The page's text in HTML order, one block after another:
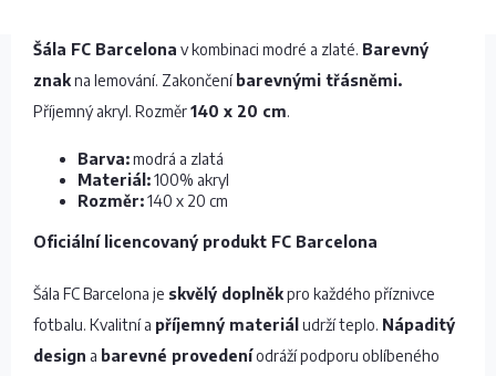
Šála FC Barcelona v kombinaci modré a zlaté. Barevný
znakna lemování. Zakončení barevnými třásněmi.
Příjemný akryl. Rozměr140 x 20 cm.
Barva:modrá a zlatá
Materiál:100% akryl
Rozměr:140 x 20 cm
Oficiální licencovaný produkt FC Barcelona
Šála FC Barcelona je skvělý doplněkpro každého příznivce
fotbalu. Kvalitní a příjemný materiál udrží teplo. Nápaditý
design a barevné provedeníodráží podporu oblíbeného